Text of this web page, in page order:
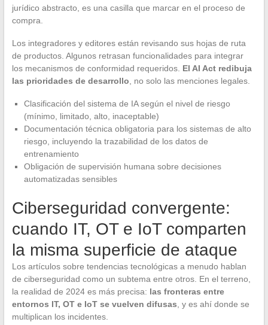
jurídico abstracto, es una casilla que marcar en el proceso de
compra.
Los integradores y editores están revisando sus hojas de ruta
de productos. Algunos retrasan funcionalidades para integrar
los mecanismos de conformidad requeridos. El AI Act redibuja
las prioridades de desarrollo, no solo las menciones legales.
Clasificación del sistema de IA según el nivel de riesgo
(mínimo, limitado, alto, inaceptable)
Documentación técnica obligatoria para los sistemas de alto
riesgo, incluyendo la trazabilidad de los datos de
entrenamiento
Obligación de supervisión humana sobre decisiones
automatizadas sensibles
Ciberseguridad convergente:
cuando IT, OT e IoT comparten
la misma superficie de ataque
Los artículos sobre tendencias tecnológicas a menudo hablan
de ciberseguridad como un subtema entre otros. En el terreno,
la realidad de 2024 es más precisa: las fronteras entre
entornos IT, OT e IoT se vuelven difusas, y es ahí donde se
multiplican los incidentes.